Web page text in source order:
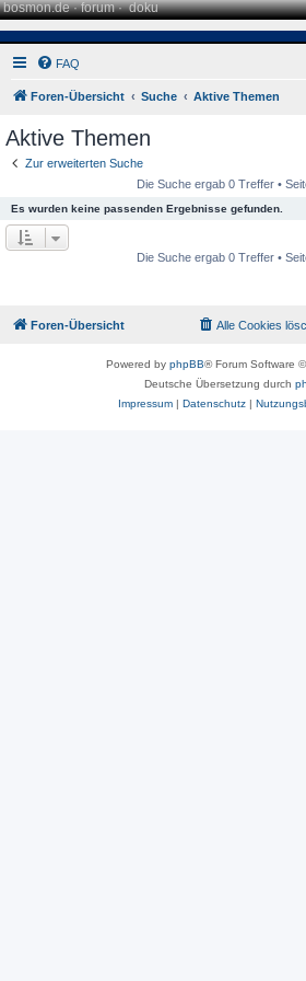
bosmon.de·forum·doku
FAQ
Foren-Übersicht Suche Aktive Themen
Aktive Themen
Zur erweiterten Suche
Die Suche ergab 0 Treffer •
Es wurden keine passenden Ergebnisse gefunden.
Die Suche ergab 0 Treffer •
Foren-Übersicht Alle Cookies
Powered by phpBB® Forum Software
Deutsche Übersetzung durch
Impressum | Datenschutz |